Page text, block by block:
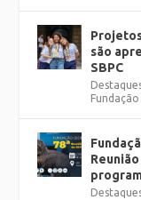
são
SBPC
Fundação
Reunião